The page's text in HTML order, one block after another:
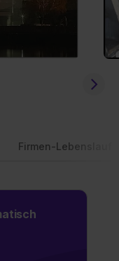
Firmen-Lebenslauf